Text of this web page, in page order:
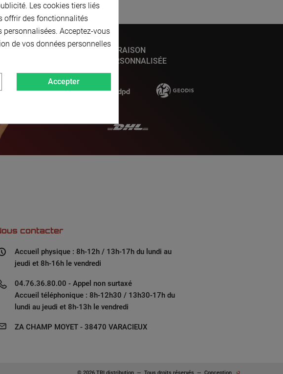
LIVRAISON
PERSONNALISÉE
contacter
Accueil physique : 8h-12h / 13h-17h du lundi au
jeudi et 8h-16h le vendredi
04.76.36.80.00 - Appel non surtaxé
Accueil téléphonique : 8h-12h30 / 13h30-17h du
lundi au jeudi et 8h-13h le vendredi
ZA CHAMP MOYET - 38470 VARACIEUX
© 2026 TRI distribution — Tous droits réservés — Conception
Les cookies tiers liés
offrir des fonctionnalités
Acceptez-vous
de vos données personnelles
Accepter